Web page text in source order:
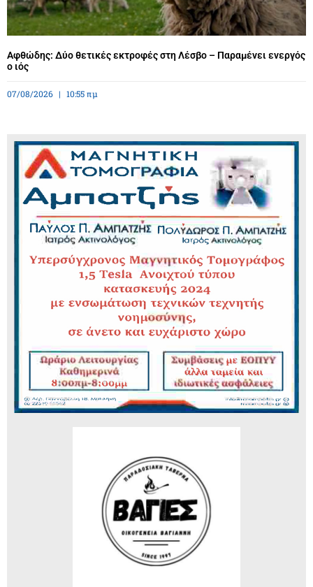
Αφθώδης: Δύο θετικές εκτροφές στη Λέσβο – Παραμένει ενεργός
ο ιός
07/08/2026 10:55 πμ